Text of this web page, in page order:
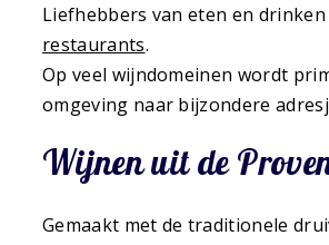
Liefhebbers van eten en
restaurants.
Op veel wijndomeinen wordt
omgeving naar bijzondere
Wijnen uit de
Gemaakt met de traditionele